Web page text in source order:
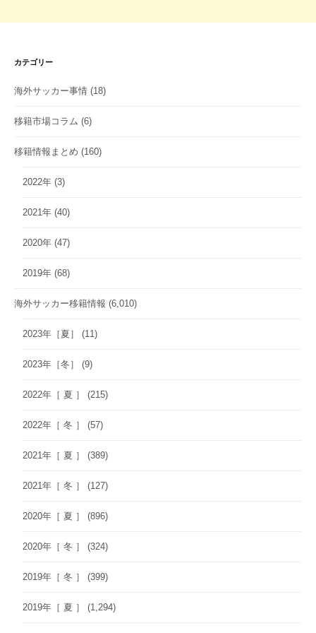
カテゴリー
海外サッカー事情 (18)
移籍市場コラム (6)
移籍情報まとめ (160)
2022年 (3)
2021年 (40)
2020年 (47)
2019年 (68)
海外サッカー移籍情報 (6,010)
2023年［夏］ (11)
2023年［冬］ (9)
2022年［ 夏 ］ (215)
2022年［ 冬 ］ (57)
2021年［ 夏 ］ (389)
2021年［ 冬 ］ (127)
2020年［ 夏 ］ (896)
2020年［ 冬 ］ (324)
2019年［ 冬 ］ (399)
2019年［ 夏 ］ (1,294)